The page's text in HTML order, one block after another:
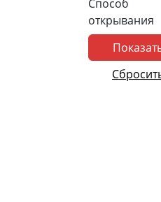
Способ
открывания